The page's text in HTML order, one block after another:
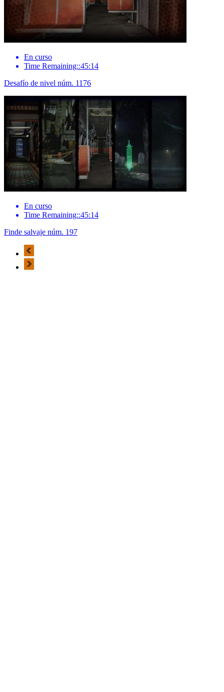
En curso
Time Remaining::45:14
Desafío de nivel núm. 1176
En curso
Time Remaining::45:14
Finde salvaje núm. 197